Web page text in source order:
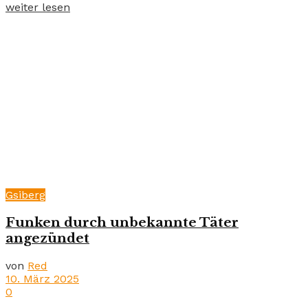
weiter lesen
Gsiberg
Funken durch unbekannte Täter
angezündet
von Red
10. März 2025
0